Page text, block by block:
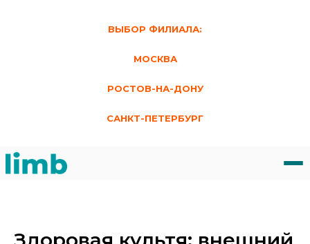
ВЫБОР ФИЛИАЛА:
МОСКВА
РОСТОВ-НА-ДОНУ
САНКТ-ПЕТЕРБУРГ